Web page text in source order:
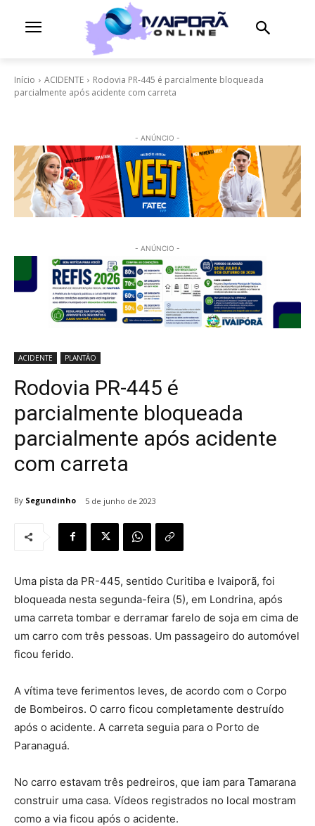
Início ACIDENTE
Rodovia PR-445 é parcialmente bloqueada
parcialmente após acidente com carreta
- ANÚNCIO -
- ANÚNCIO -
ACIDENTE PLANTÃO
Rodovia PR-445 é
parcialmente bloqueada
parcialmente após acidente
com carreta
By Segundinho 5 de junho de 2023
Uma pista da PR-445, sentido Curitiba e Ivaiporã, foi
bloqueada nesta segunda-feira (5), em Londrina, após
uma carreta tombar e derramar farelo de soja em cima de
um carro com três pessoas. Um passageiro do automóvel
ficou ferido.
A vítima teve ferimentos leves, de acordo com o Corpo
de Bombeiros. O carro ficou completamente destruído
após o acidente. A carreta seguia para o Porto de
Paranaguá.
No carro estavam três pedreiros, que iam para Tamarana
construir uma casa. Vídeos registrados no local mostram
como a via ficou após o acidente.